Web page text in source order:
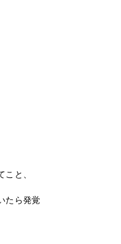
と、
たら発覚